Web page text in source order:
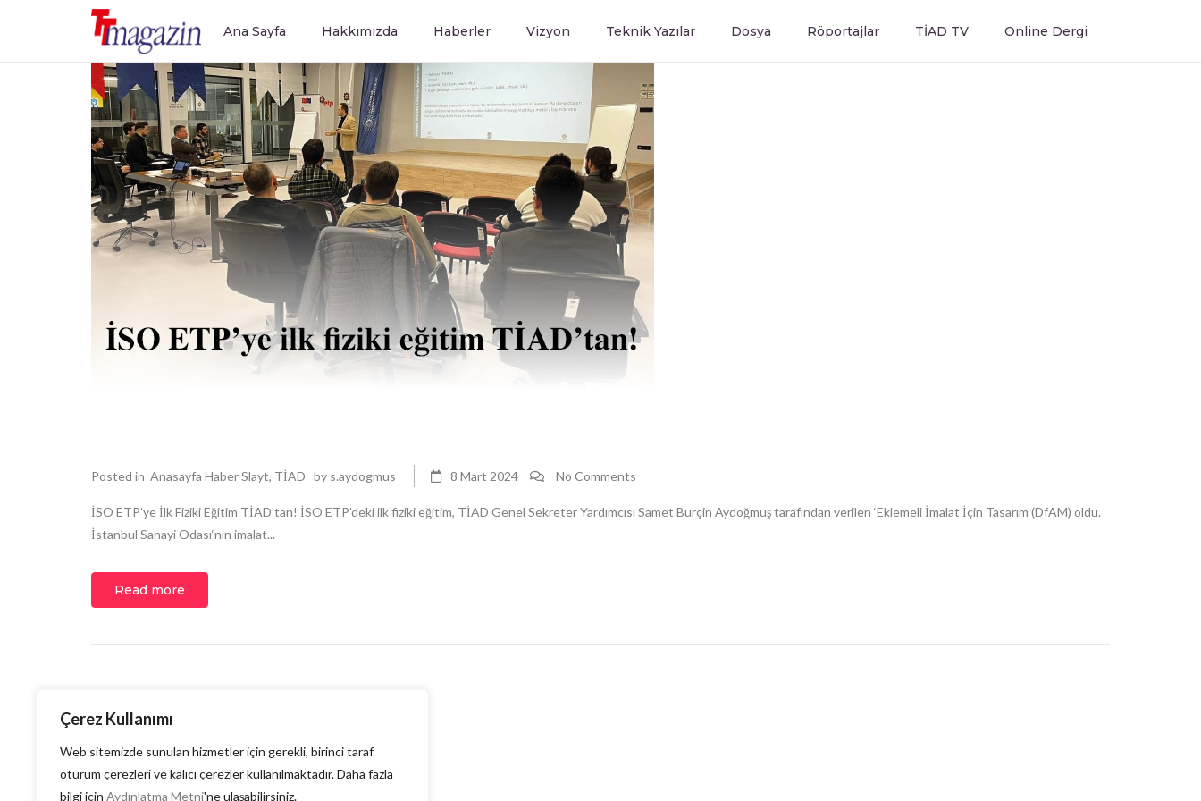
Çerez Kullanımı
Web sitemizde sunulan hizmetler için gerekli, birinci taraf
oturum çerezleri ve kalıcı çerezler kullanılmaktadır. Daha fazla
bilgi için Aydınlatma Metni'ne ulaşabilirsiniz.
Ana Sayfa Hakkımızda Haberler Vizyon Teknik Yazılar Dosya Röportajlar TİAD TV Online Dergi
Posted in Anasayfa Haber Slayt, TİAD by s.aydogmus 8 Mart 2024 No Comments
İSO ETP’ye İlk Fiziki Eğitim TİAD’tan! İSO ETP’deki ilk fiziki eğitim, TİAD Genel Sekreter Yardımcısı Samet Burçin Aydoğmuş tarafından verilen ‘Eklemeli İmalat İçin Tasarım (DfAM) oldu.
İstanbul Sanayi Odası‘nın imalat...
Read more